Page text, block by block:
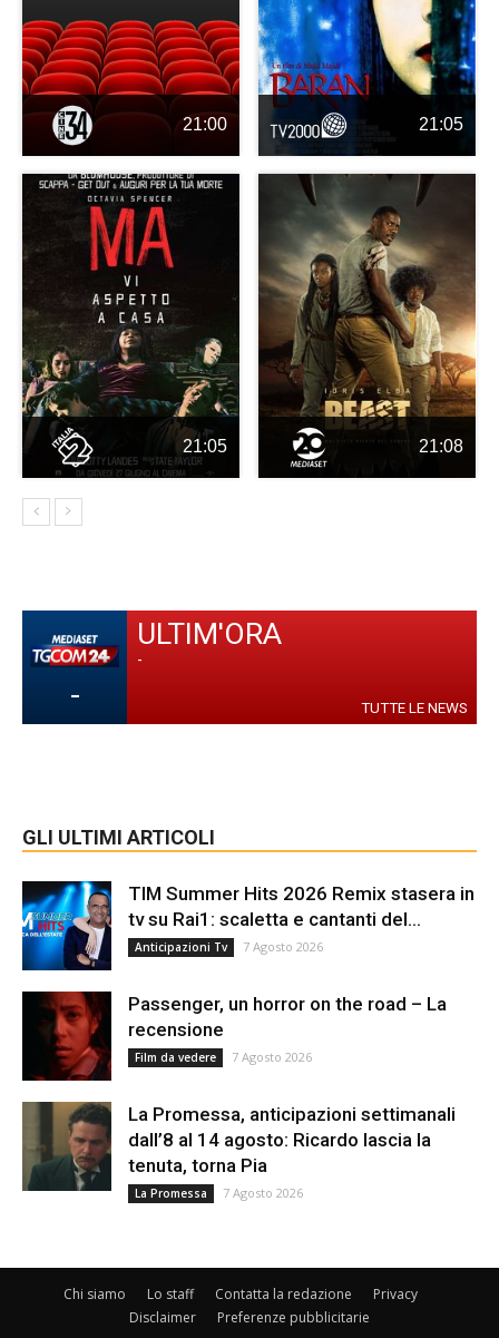
21:00 21:05
21:05 21:08
-
ULTIM'ORA
-
TUTTE LE NEWS
GLI ULTIMI ARTICOLI
TIM Summer Hits 2026 Remix stasera in
tv su Rai1: scaletta e cantanti del...
Anticipazioni Tv 7 Agosto 2026
Passenger, un horror on the road – La
recensione
Film da vedere 7 Agosto 2026
La Promessa, anticipazioni settimanali
dall’8 al 14 agosto: Ricardo lascia la
tenuta, torna Pia
La Promessa 7 Agosto 2026
Chi siamo Lo staff Contatta la redazione
Privacy
Disclaimer
Preferenze pubblicitarie